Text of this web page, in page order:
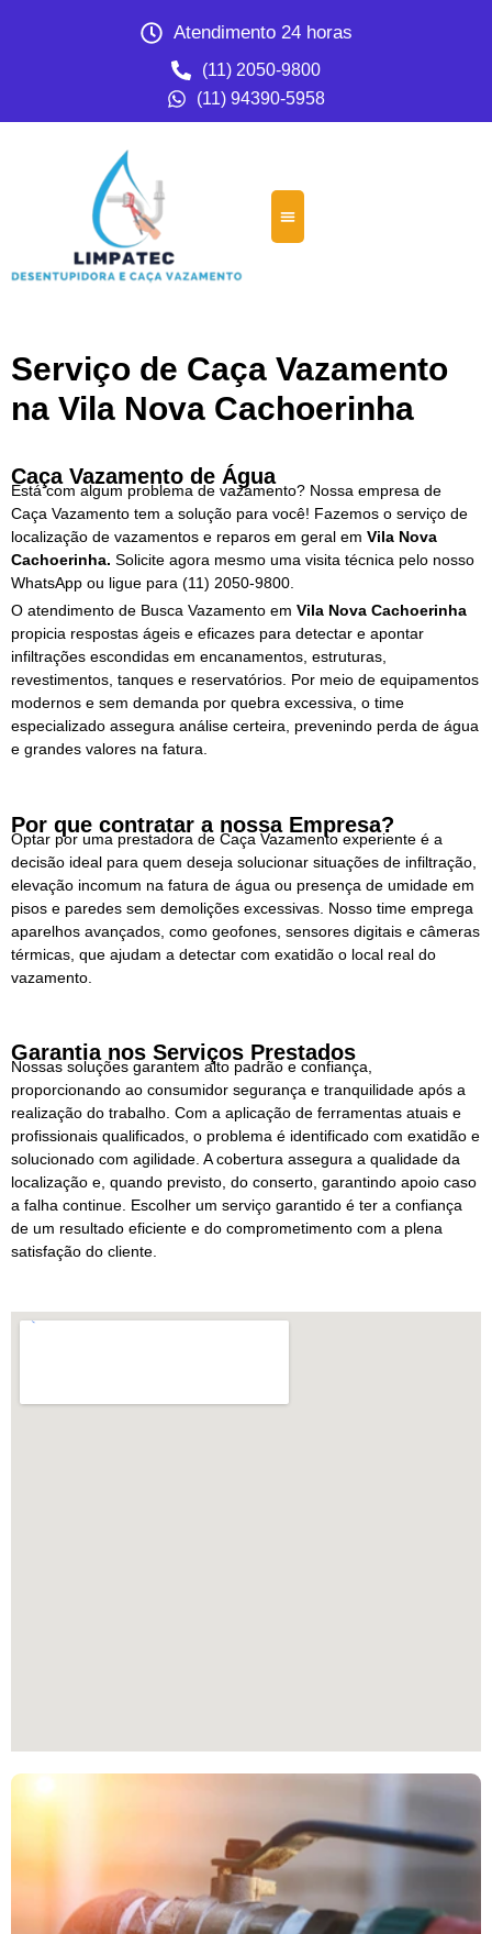
Atendimento 24 horas
(11) 2050-9800
(11) 94390-5958
Serviço de Caça Vazamento
na Vila Nova Cachoerinha
Caça Vazamento de Água
Está com algum problema de vazamento? Nossa empresa de
Caça Vazamento tem a solução para você! Fazemos o serviço de
localização de vazamentos e reparos em geral em Vila Nova
Cachoerinha. Solicite agora mesmo uma visita técnica pelo nosso
WhatsApp ou ligue para (11) 2050-9800.
O atendimento de Busca Vazamento em Vila Nova Cachoerinha
propicia respostas ágeis e eficazes para detectar e apontar
infiltrações escondidas em encanamentos, estruturas,
revestimentos, tanques e reservatórios. Por meio de equipamentos
modernos e sem demanda por quebra excessiva, o time
especializado assegura análise certeira, prevenindo perda de água
e grandes valores na fatura.
Por que contratar a nossa Empresa?
Optar por uma prestadora de Caça Vazamento experiente é a
decisão ideal para quem deseja solucionar situações de infiltração,
elevação incomum na fatura de água ou presença de umidade em
pisos e paredes sem demolições excessivas. Nosso time emprega
aparelhos avançados, como geofones, sensores digitais e câmeras
térmicas, que ajudam a detectar com exatidão o local real do
vazamento.
Garantia nos Serviços Prestados
Nossas soluções garantem alto padrão e confiança,
proporcionando ao consumidor segurança e tranquilidade após a
realização do trabalho. Com a aplicação de ferramentas atuais e
profissionais qualificados, o problema é identificado com exatidão e
solucionado com agilidade. A cobertura assegura a qualidade da
localização e, quando previsto, do conserto, garantindo apoio caso
a falha continue. Escolher um serviço garantido é ter a confiança
de um resultado eficiente e do comprometimento com a plena
satisfação do cliente.